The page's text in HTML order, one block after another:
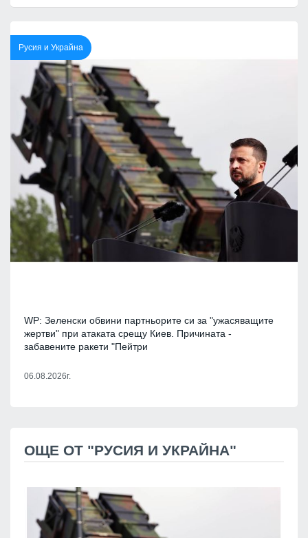
Русия и Украйна
WP: Зеленски обвини партньорите си за "ужасяващите
жертви" при атаката срещу Киев. Причината -
забавените ракети "Пейтри
06.08.2026г.
ОЩЕ ОТ "РУСИЯ И УКРАЙНА"